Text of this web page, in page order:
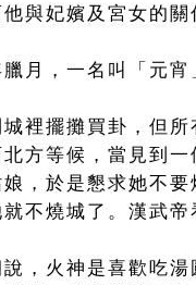
與妃嬪及宮女的
月，一名叫「元
裡擺攤買卦，但
方等候，當見到
，於是懇求她不
不燒城了。漢武
，火神是喜歡吃